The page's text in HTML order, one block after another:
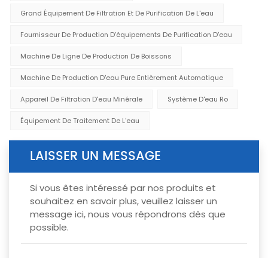
Grand Équipement De Filtration Et De Purification De L'eau
Fournisseur De Production D'équipements De Purification D'eau
Machine De Ligne De Production De Boissons
Machine De Production D'eau Pure Entièrement Automatique
Appareil De Filtration D'eau Minérale Système D'eau Ro
Équipement De Traitement De L'eau
LAISSER UN MESSAGE
Si vous êtes intéressé par nos produits et
souhaitez en savoir plus, veuillez laisser un
message ici, nous vous répondrons dès que
possible.